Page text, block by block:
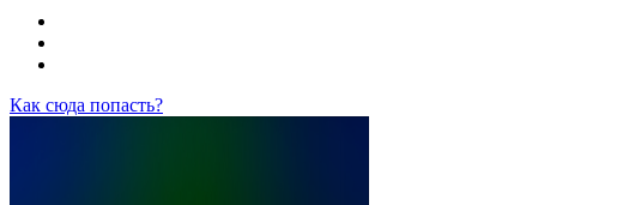
Как сюда попасть?